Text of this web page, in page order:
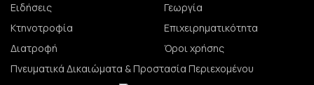
Ειδήσεις
Γεωργία
Κτηνοτροφία
Επιχειρηματικότητα
Διατροφή
Όροι χρήσης
Πνευματικά Δικαιώματα & Προστασία Περιεχομένου